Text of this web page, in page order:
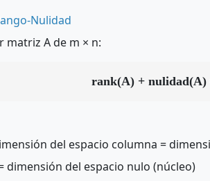
Nulidad
matriz A de m × n:
rank(A) + nulidad(A)
del espacio columna =
dimensión del espacio nulo (núcleo)